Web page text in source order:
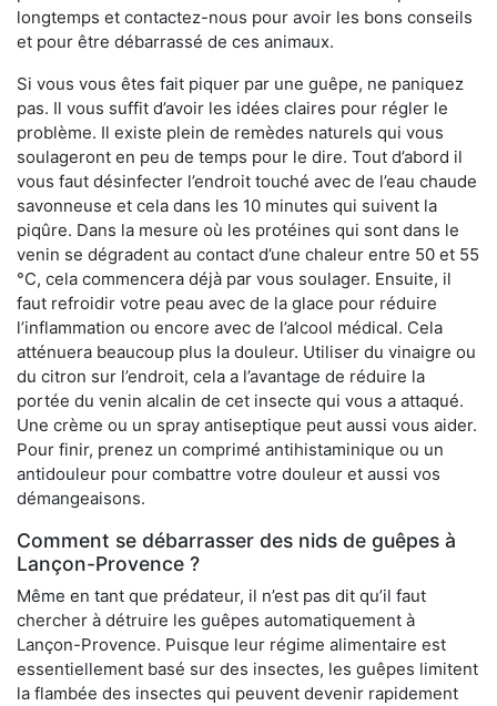
longtemps et contactez-nous pour avoir les bons conseils
et pour être débarrassé de ces animaux.
Si vous vous êtes fait piquer par une guêpe, ne paniquez
pas. Il vous suffit d’avoir les idées claires pour régler le
problème. Il existe plein de remèdes naturels qui vous
soulageront en peu de temps pour le dire. Tout d’abord il
vous faut désinfecter l’endroit touché avec de l’eau chaude
savonneuse et cela dans les 10 minutes qui suivent la
piqûre. Dans la mesure où les protéines qui sont dans le
venin se dégradent au contact d’une chaleur entre 50 et 55
°C, cela commencera déjà par vous soulager. Ensuite, il
faut refroidir votre peau avec de la glace pour réduire
l’inflammation ou encore avec de l’alcool médical. Cela
atténuera beaucoup plus la douleur. Utiliser du vinaigre ou
du citron sur l’endroit, cela a l’avantage de réduire la
portée du venin alcalin de cet insecte qui vous a attaqué.
Une crème ou un spray antiseptique peut aussi vous aider.
Pour finir, prenez un comprimé antihistaminique ou un
antidouleur pour combattre votre douleur et aussi vos
démangeaisons.
Comment se débarrasser des nids de guêpes à
Lançon-Provence ?
Même en tant que prédateur, il n’est pas dit qu’il faut
chercher à détruire les guêpes automatiquement à
Lançon-Provence. Puisque leur régime alimentaire est
essentiellement basé sur des insectes, les guêpes limitent
la flambée des insectes qui peuvent devenir rapidement